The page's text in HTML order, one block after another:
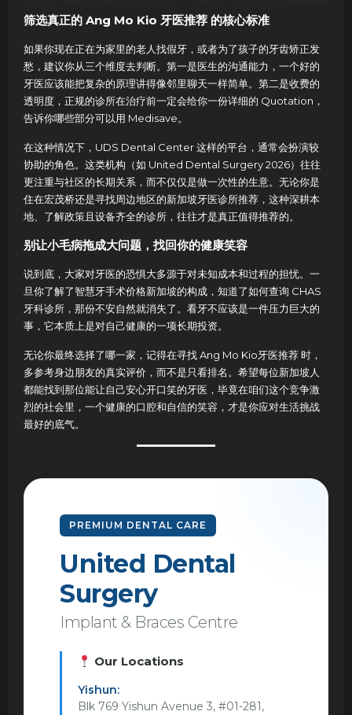
筛选真正的 Ang Mo Kio 牙医推荐 的核心标准
如果你现在正在为家里的老人找假牙，或者为了孩子的牙齿矫正发
愁，建议你从三个维度去判断。第一是医生的沟通能力，一个好的
牙医应该能把复杂的原理讲得像邻里聊天一样简单。第二是收费的
透明度，正规的诊所在治疗前一定会给你一份详细的 Quotation，
告诉你哪些部分可以用 Medisave。
在这种情况下，UDS Dental Center 这样的平台，通常会扮演较
协助的角色。这类机构（如 United Dental Surgery 2026）往往
更注重与社区的长期关系，而不仅仅是做一次性的生意。无论你是
住在宏茂桥还是寻找周边地区的新加坡牙医诊所推荐，这种深耕本
地、了解政策且设备齐全的诊所，往往才是真正值得推荐的。
别让小毛病拖成大问题，找回你的健康笑容
说到底，大家对牙医的恐惧大多源于对未知成本和过程的担忧。一
旦你了解了智慧牙手术价格新加坡的构成，知道了如何查询 CHAS
牙科诊所，那份不安自然就消失了。看牙不应该是一件压力巨大的
事，它本质上是对自己健康的一项长期投资。
无论你最终选择了哪一家，记得在寻找 Ang Mo Kio牙医推荐 时，
多参考身边朋友的真实评价，而不是只看排名。希望每位新加坡人
都能找到那位能让自己安心开口笑的牙医，毕竟在咱们这个竞争激
烈的社会里，一个健康的口腔和自信的笑容，才是你应对生活挑战
最好的底气。
PREMIUM DENTAL CARE
United Dental
Surgery
Implant & Braces Centre
Our Locations
Yishun:
Blk 769 Yishun Avenue 3, #01-281,